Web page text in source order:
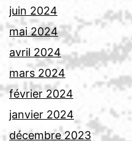
juin 2024
mai 2024
avril 2024
mars 2024
février 2024
janvier 2024
décembre 2023